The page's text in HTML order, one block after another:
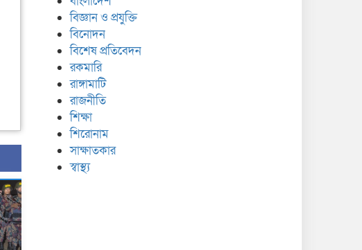
বিজ্ঞান ও প্রযুক্তি
বিনোদন
বিশেষ প্রতিবেদন
রকমারি
রাঙ্গামাটি
রাজনীতি
শিক্ষা
শিরোনাম
সাক্ষাতকার
স্বাস্থ্য